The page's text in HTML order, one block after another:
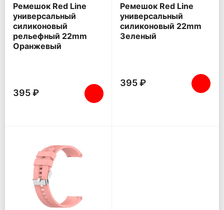
Ремешок Red Line
универсальный
силиконовый
рельефный 22mm
Оранжевый
395 ₽
Ремешок Red Line
универсальный
силиконовый 22mm
Зеленый
395 ₽